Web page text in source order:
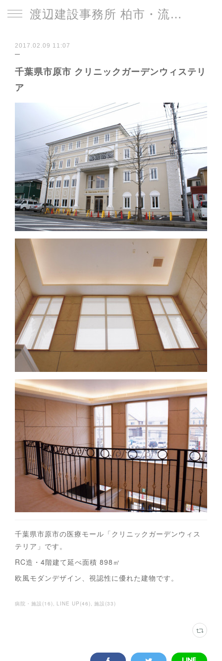
渡辺建設事務所 柏市・流山市
2017.02.09 11:07
千葉県市原市 クリニックガーデンウィステリ
ア
千葉県市原市の医療モール「クリニックガーデンウィス
テリア」です。
RC造・4階建て延べ面積 898㎡
欧風モダンデザイン、視認性に優れた建物です。
病院・施設 (16) LINE UP (46) 施設 (33)